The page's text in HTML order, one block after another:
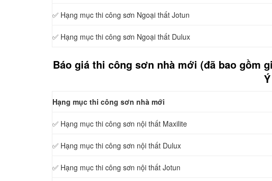
✅ Hạng mục thi công sơn Ngoại thất Jotun
✅ Hạng mục thi công sơn Ngoại thất Dulux
Báo giá thi công sơn nhà mới (đã bao gồm
Ý
Hạng mục thi công sơn nhà mới
✅ Hạng mục thi công sơn nội thất Maxilite
✅ Hạng mục thi công sơn nội thất Dulux
✅ Hạng mục thi công sơn nội thất Jotun